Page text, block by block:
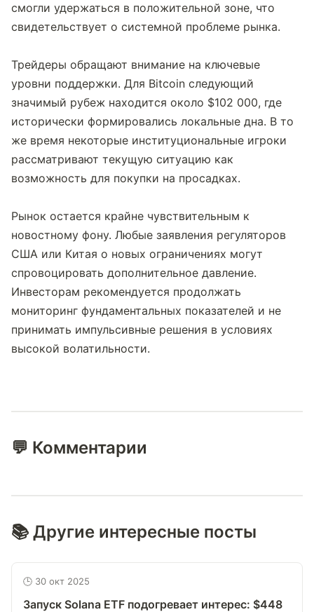
смогли удержаться в положительной зоне, что
свидетельствует о системной проблеме рынка.
Трейдеры обращают внимание на ключевые
уровни поддержки. Для Bitcoin следующий
значимый рубеж находится около $102 000, где
исторически формировались локальные дна. В то
же время некоторые институциональные игроки
рассматривают текущую ситуацию как
возможность для покупки на просадках.
Рынок остается крайне чувствительным к
новостному фону. Любые заявления регуляторов
США или Китая о новых ограничениях могут
спровоцировать дополнительное давление.
Инвесторам рекомендуется продолжать
мониторинг фундаментальных показателей и не
принимать импульсивные решения в условиях
высокой волатильности.
💬 Комментарии
📚 Другие интересные посты
🕒 30 окт 2025
Запуск Solana ETF подогревает интерес: $448